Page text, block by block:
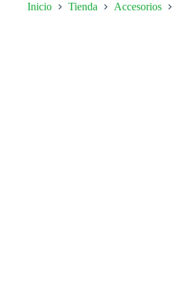
Inicio Tienda Accesorios